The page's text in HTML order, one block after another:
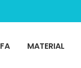
MATERIAL